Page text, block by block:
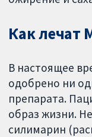
Как лечат
В настоящее
одобрено ни
препарата.
образ жизни.
силимарин